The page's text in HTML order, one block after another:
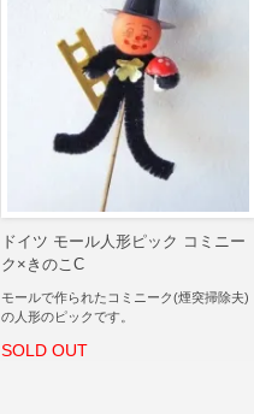
ドイツ モール人形ピック コミニー
ク×きのこC
モールで作られたコミニーク(煙突掃除夫)
の人形のピックです。
SOLD OUT